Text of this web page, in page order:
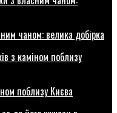
чаном: велика добірка
поблизу Києва